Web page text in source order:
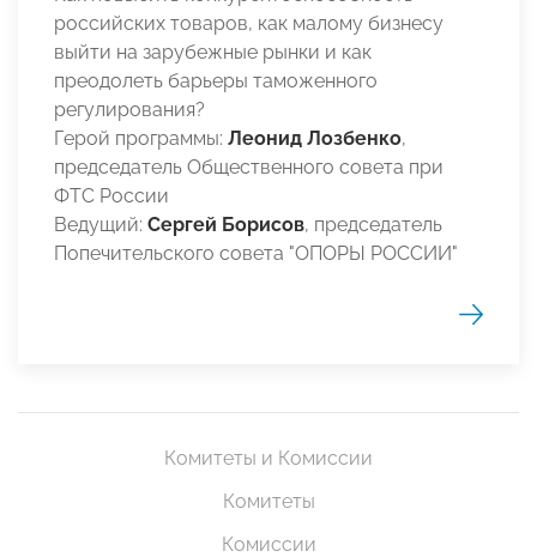
российских товаров, как малому бизнесу
выйти на зарубежные рынки и как
преодолеть барьеры таможенного
регулирования?
Герой программы: Леонид Лозбенко,
председатель Общественного совета при
ФТС России
Ведущий: Сергей Борис­ов, председатель
Попе­чительского совета "ОПОРЫ РОССИИ"
Комитеты и Комиссии
Комитеты
Комиссии